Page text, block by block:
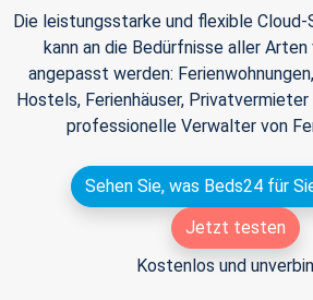
Die leistungsstarke und flexible
kann an die Bedürfnisse aller
angepasst werden:
Hostels, Ferienhäuser,
professionelle Verwalter von
Sehen Sie, was Beds24 für
Jetzt testen
Kostenlos und